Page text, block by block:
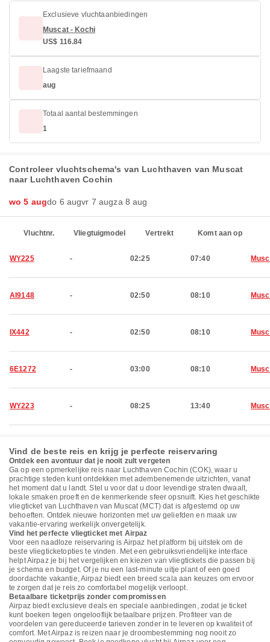
Exclusieve vluchtaanbiedingen
Muscat - Kochi
US$ 116.84
Laagste tariefmaand
aug
Totaal aantal bestemmingen
1
Controleer vluchtschema's van Luchthaven van Muscat
naar Luchthaven Cochin
wo 5 augdo 6 augvr 7 augza 8 aug
Vluchtnr. Vliegtuigmodel Vertrekt Komt aan op
WY225 - 02:25 07:40
AI9148 - 02:50 08:10
IX442 - 02:50 08:10
6E1272 - 03:00 08:10
WY223 - 08:25 13:40
Vind de beste reis en krijg je perfecte reiservaring
Ontdek een avontuur dat je nooit zult vergeten
Ga op een opmerkelijke reis naar Luchthaven Cochin (COK), waar u
prachtige steden kunt ontdekken met adembenemende uitzichten, vanaf
het moment dat u landt. Stel u voor dat u door levendige straten dwaalt,
lokale smaken proeft en de kenmerkende sfeer opsnuift. Kies het geschikte
vliegticket van Luchthaven van Muscat (MCT) dat is afgestemd op uw
behoeften. Ontdek nieuwe horizonten met uw geliefden en maak uw
vakantie-ervaring werkelijk onvergetelijk.
Vind het perfecte vliegticket met Airpaz
Voor een naadloze reiservaring is Airpaz het platform bij uitstek om de
beste vliegticketopties te vinden. Met een gebruiksvriendelijke interface
helpt Airpaz je bij het vergelijken en kiezen van vliegtickets die passen bij
je schema en budget. Of je nu een last-minute uitje plant of een goed
doordachte vakantie, Airpaz biedt een breed scala aan keuzes om ervoor
te zorgen dat je reis zo comfortabel mogelijk verloopt.
Betaalbare ticketprijs zonder compromissen
Airpaz biedt exclusieve deals en speciale aanbiedingen, zodat je ticket
kunt boeken tegen ongelooflijk betaalbare prijzen. Profiteer van de
voordelen van gereduceerde tarieven zonder in te leveren op kwaliteit of
comfort. Met Airpaz is reizen naar je droombestemming nog nooit zo